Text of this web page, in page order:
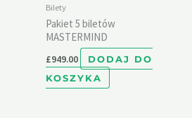
Bilety
Pakiet 5 biletów
MASTERMIND
£949.00
DODAJ DO
KOSZYKA